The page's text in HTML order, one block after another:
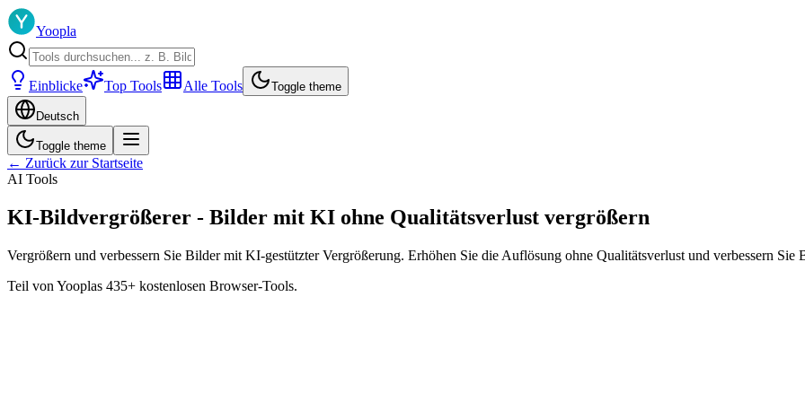
Yoopla
Einblicke Top Tools Alle Tools Toggle theme
Deutsch
Toggle theme
← Zurück zur Startseite
AI Tools
KI-Bildvergrößerer - Bilder mit KI ohne Qualitätsverlust vergrößern
Vergrößern und verbessern Sie Bilder mit KI-gestützter Vergrößerung. Erhöhen Sie die Auflösung ohne Qualitätsverlust und verbessern Sie
Teil von Yooplas 435+ kostenlosen Browser-Tools.